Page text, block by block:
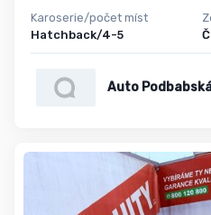
Karoserie/počet míst
Hatchback/4-5
Auto